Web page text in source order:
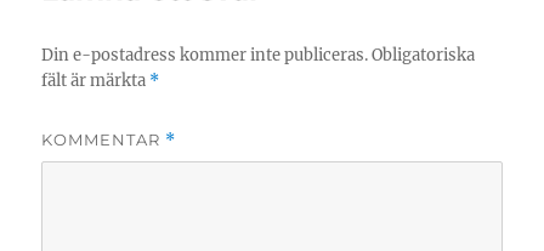
Din e-postadress kommer inte publiceras. Obligatoriska
fält är märkta *
KOMMENTAR *